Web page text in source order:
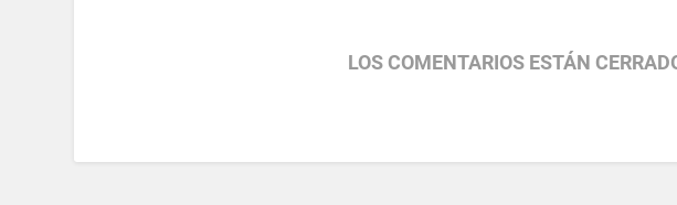
LOS COMENTARIOS ESTÁN